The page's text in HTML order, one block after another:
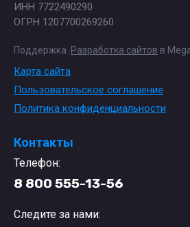
ИНН 7722490290
ОГРН 1207700269260
Поддержка. Разработка сайтов в
Карта сайта
Пользовательское соглашение
Политика конфиденциальности
Контакты
Телефон:
8 800 555-13-56
Следите за нами: